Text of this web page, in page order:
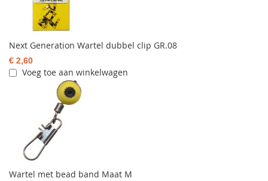
Next Generation Wartel dubbel clip GR.08
€ 2,60
Voeg toe aan winkelwagen
Wartel met bead band Maat M